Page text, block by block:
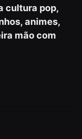
cultura pop,
animes,
mão com